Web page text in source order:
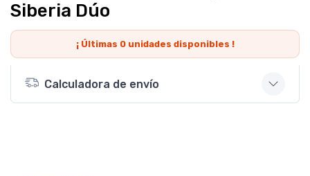
Siberia Dúo
¡ Últimas 0unidades disponibles !
Calculadora de envío